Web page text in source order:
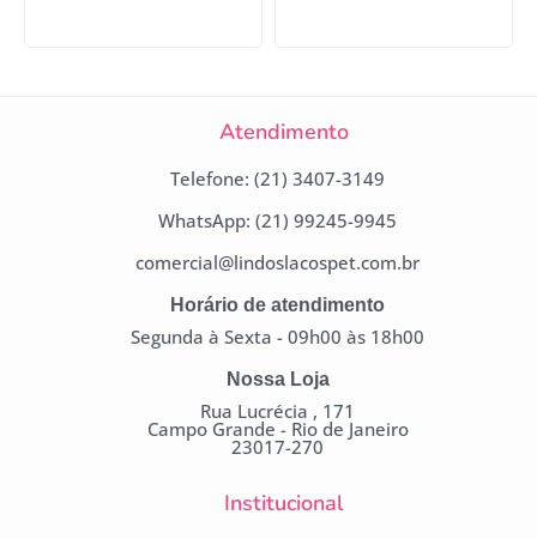
Atendimento
Telefone: (21) 3407-3149
WhatsApp: (21) 99245-9945
comercial@lindoslacospet.com.br
Horário de atendimento
Segunda à Sexta - 09h00 às 18h00
Nossa Loja
Rua Lucrécia , 171
Campo Grande - Rio de Janeiro
23017-270
Institucional